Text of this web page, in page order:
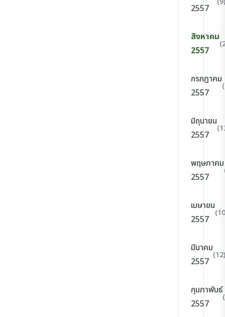
2557
สิงหาคม
2557
กรกฎาคม
2557
มิถุนายน
2557
พฤษภาคม
2557
เมษายน
2557
มีนาคม
2557
(12)
กุมภาพันธ์
2557